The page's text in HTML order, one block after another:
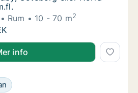
Rum 10 - 70 m2
lägenhet eller rum att hyra i
eller rum att hyra i Lundby,
info
lägenhet att hyra i Linköping